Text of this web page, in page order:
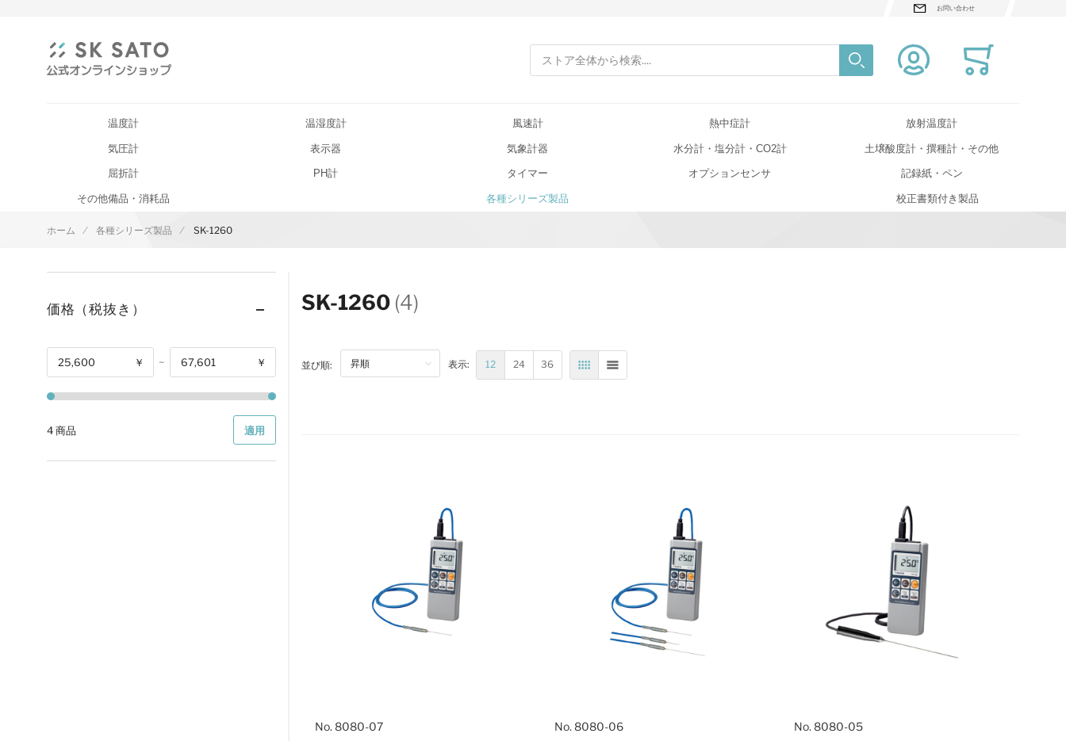
お問い合わせ
検索
Close search
検索
温度計 温湿度計 風速計 熱中症計 放射温度計
気圧計 表示器 気象計器 水分計・塩分計・CO2計 土壌酸度計・撰種計・その他
屈折計 PH計 タイマー オプションセンサ 記録紙・ペン
その他備品・消耗品 各種シリーズ製品 校正書類付き製品
ホーム 各種シリーズ製品 SK-1260
SK-1260 (4)
並び順: 表示: 12 24 36 表 リスト
No. 8080-07 No. 8080-06 No. 8080-05
価格（税抜き）
開始 ￥ ~ ￥
4 商品 適用